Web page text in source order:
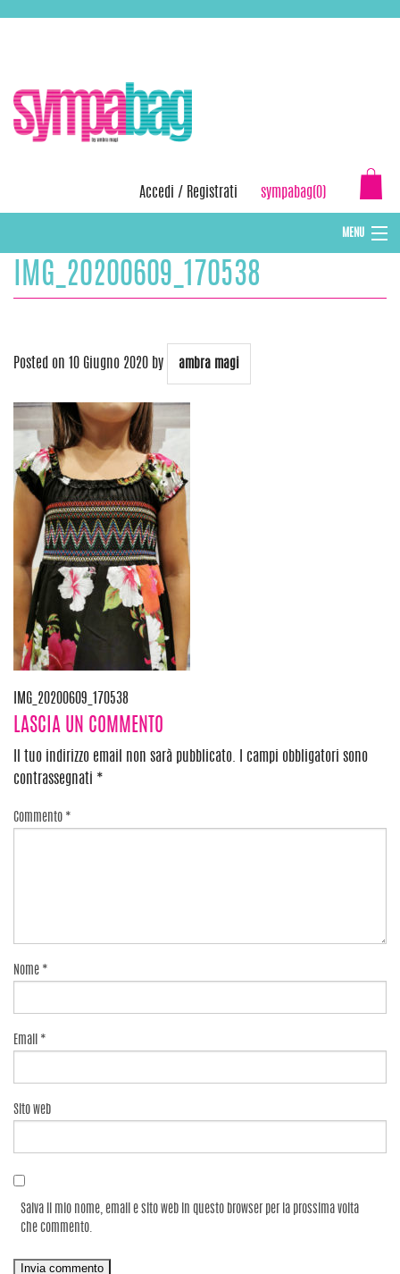
Accedi / Registrati sympabag(0)
MENU
CAPPELLI INVERNALI DONNA
IMG_20200609_170538
Posted on 10 Giugno 2020 by ambra magi
Navigazione
articoli
IMG_20200609_170538
LASCIA UN COMMENTO
Il tuo indirizzo email non sarà pubblicato.
I campi obbligatori sono
contrassegnati *
Commento *
Nome *
Email *
Sito web
Salva il mio nome, email e sito web in questo browser per la prossima volta
che commento.